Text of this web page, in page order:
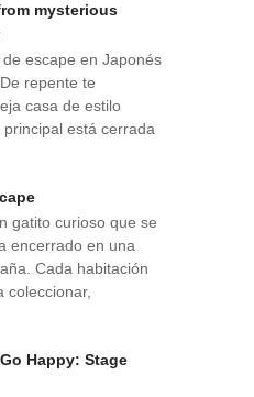
mysterious
de escape en Japonés
repente te
casa de estilo
está cerrada
gatito curioso que se
encerrado en una
Cada habitación
coleccionar,
Happy: Stage